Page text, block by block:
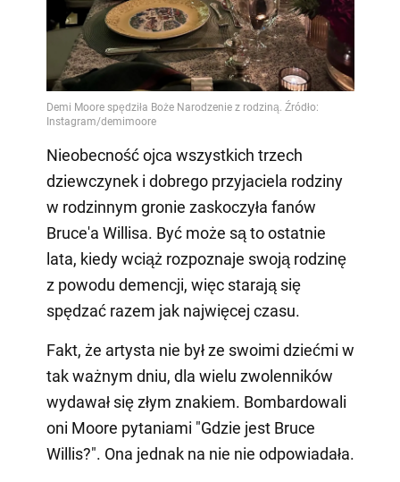
Nieobecność ojca wszystkich trzech
dziewczynek i dobrego przyjaciela rodziny
w rodzinnym gronie zaskoczyła fanów
Bruce'a Willisa. Być może są to ostatnie
lata, kiedy wciąż rozpoznaje swoją rodzinę
z powodu demencji, więc starają się
spędzać razem jak najwięcej czasu.
Fakt, że artysta nie był ze swoimi dziećmi w
tak ważnym dniu, dla wielu zwolenników
wydawał się złym znakiem. Bombardowali
oni Moore pytaniami "Gdzie jest Bruce
Willis?". Ona jednak na nie nie odpowiadała.